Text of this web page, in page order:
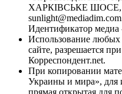
ХАРКІВСЬКЕ ШОСЕ,
Идентификатор медиа
Использование
сайте, разрешается
Корреспондент.net.
При копировании
Украины и мира», для
прямая открытая для